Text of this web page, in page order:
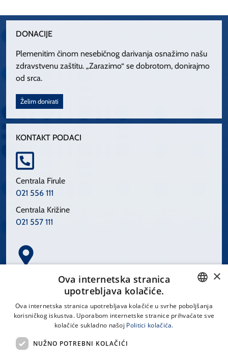
DONACIJE
Plemenitim činom nesebičnog darivanja osnažimo našu
zdravstvenu zaštitu. „Zarazimo“ se dobrotom, donirajmo
od srca.
Želim donirati
KONTAKT PODACI
Centrala Firule
021 556 111
Centrala Križine
021 557 111
Spinčićeva 1, 21000 Split
CROATIAN
×
Ova internetska stranica
upotrebljava kolačiće.
Ova internetska stranica upotrebljava kolačiće u svrhe poboljšanja
korisničkog iskustva. Uporabom internetske stranice prihvaćate sve
kolačiće sukladno našoj Politici kolačića.
NUŽNO POTREBNI KOLAČIĆI